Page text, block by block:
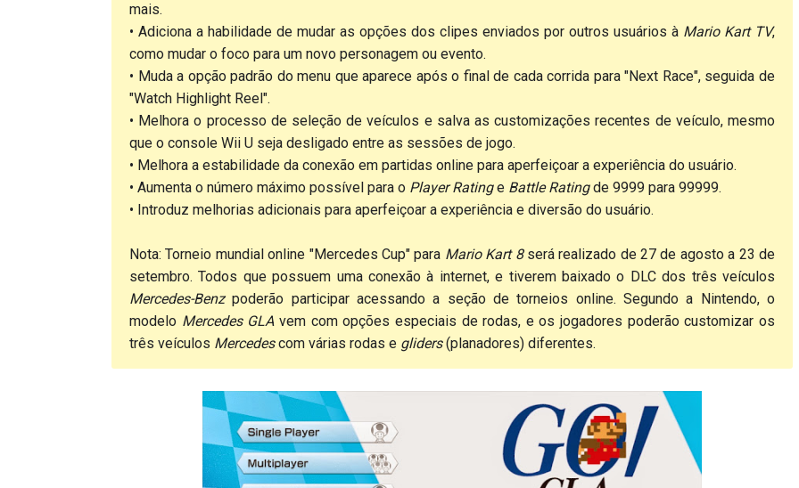
mais.
• Adiciona a habilidade de mudar as opções dos clipes enviados por outros usuários à Mario Kart TV,
como mudar o foco para um novo personagem ou evento.
• Muda a opção padrão do menu que aparece após o final de cada corrida para "Next Race", seguida de
"Watch Highlight Reel".
• Melhora o processo de seleção de veículos e salva as customizações recentes de veículo, mesmo
que o console Wii U seja desligado entre as sessões de jogo.
• Melhora a estabilidade da conexão em partidas online para aperfeiçoar a experiência do usuário.
• Aumenta o número máximo possível para o Player Ratinge Battle Ratingde 9999 para 99999.
• Introduz melhorias adicionais para aperfeiçoar a experiência e diversão do usuário.
Nota: Torneio mundial online "Mercedes Cup" para Mario Kart 8será realizado de 27 de agosto a 23 de
setembro. Todos que possuem uma conexão à internet, e tiverem baixado o DLC dos três veículos
Mercedes-Benzpoderão participar acessando a seção de torneios online. Segundo a Nintendo, o
modelo Mercedes GLAvem com opções especiais de rodas, e os jogadores poderão customizar os
três veículos Mercedescom várias rodas e gliders(planadores) diferentes.